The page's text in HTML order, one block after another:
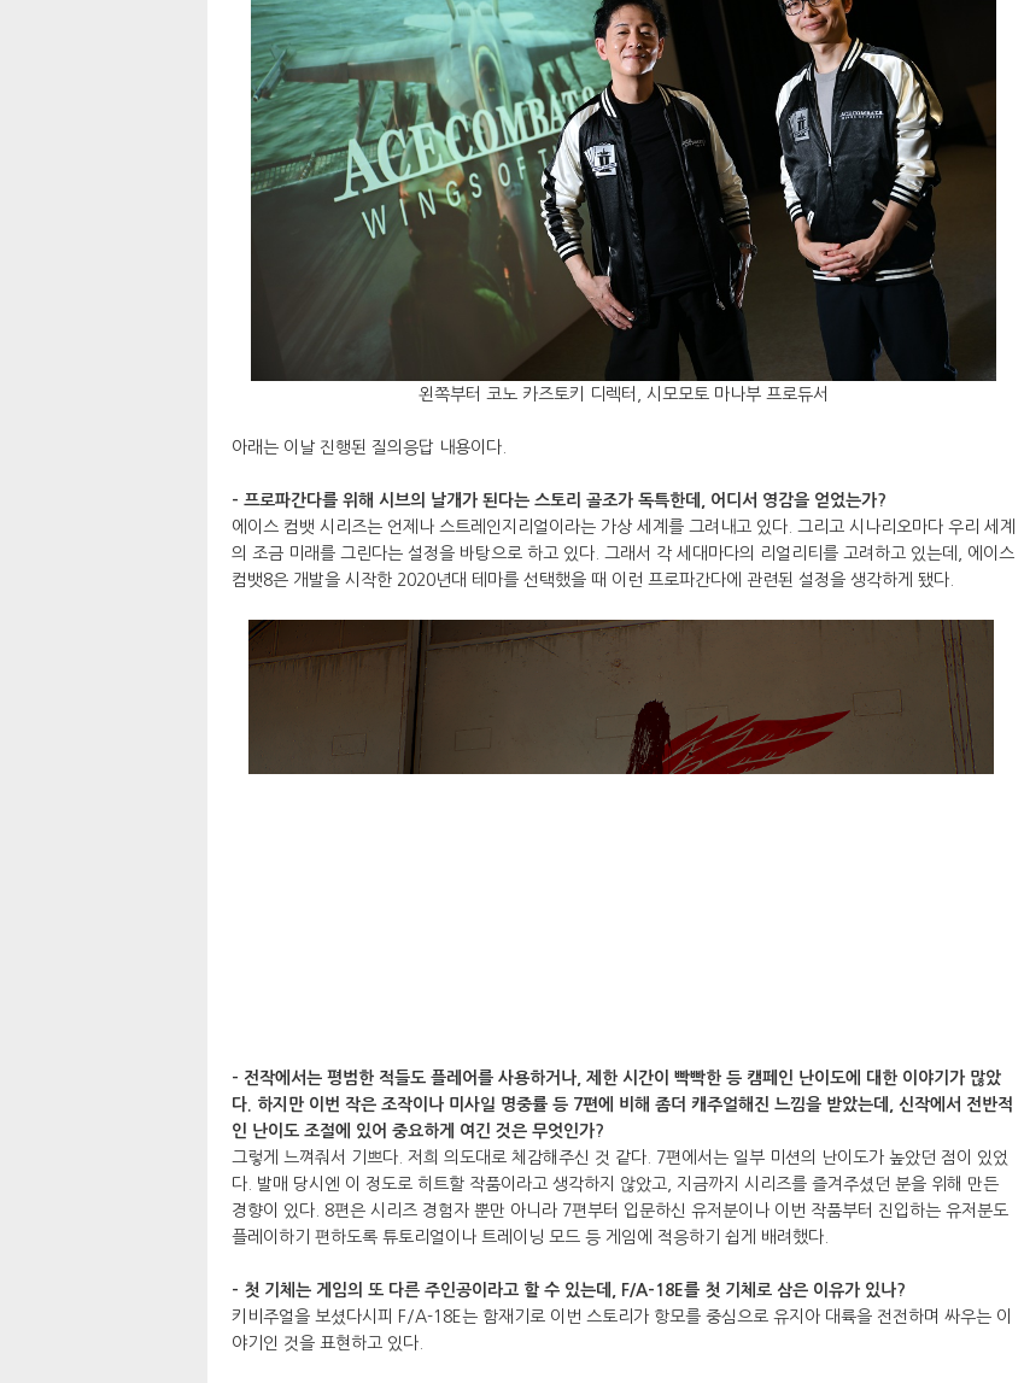
왼쪽부터 코노 카즈토키 디렉터​, 시모모토 마나부 프로듀서​
아래는 이날 진행된 질의응답 내용이다.
- 프로파간다를 위해 시브의 날개가 된다는 스토리 골조가 독특한데, 어디서 영감을 얻었는가?
에이스 컴뱃 시리즈는 언제나 스트레인지리얼이라는 가상 세계를 그려내고 있다. 그리고 시나리오마다 우리 세계
의 조금 미래를 그린다는 설정을 바탕으로 하고 있다. 그래서 각 세대마다의 리얼리티를 고려하고 있는데, 에이스
컴뱃8은 개발을 시작한 2020년대 테마를 선택했을 때 이런 프로파간다에 관련된 설정을 생각하게 됐다.
- 전작에서는 평범한 적들도 플레어를 사용하거나, 제한 시간이 빡빡한 등 캠페인 난이도에 대한 이야기가 많았
다. 하지만 이번 작은 조작이나 미사일 명중률 등 7편에 비해 좀더 캐주얼해진 느낌을 받았는데, 신작에서 전반적
인 난이도 조절에 있어 중요하게 여긴 것은 무엇인가?
그렇게 느껴줘서 기쁘다. 저희 의도대로 체감해주신 것 같다. 7편에서는 일부 미션의 난이도가 높았던 점이 있었
다. 발매 당시엔 이 정도로 히트할 작품이라고 생각하지 않았고, 지금까지 시리즈를 즐겨주셨던 분을 위해 만든
경향이 있다. 8편은 시리즈 경험자 뿐만 아니라 7편부터 입문하신 유저분이나 이번 작품부터 진입하는 유저분도
플레이하기 편하도록 튜토리얼이나 트레이닝 모드 등 게임에 적응하기 쉽게 배려했다.
- 첫 기체는 게임의 또 다른 주인공이라고 할 수 있는데, F/A-18E를 첫 기체로 삼은 이유가 있나?
키비주얼을 보셨다시피 F/A-18E는 함재기로 이번 스토리가 항모를 중심으로 유지아 대륙을 전전하며 싸우는 이
야기인 것을 표현하고 있다.